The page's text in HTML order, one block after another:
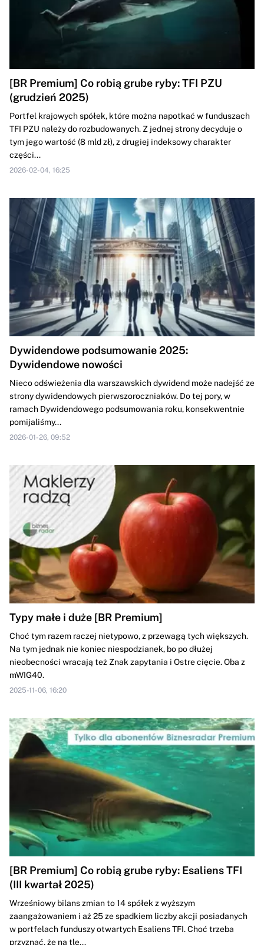
[BR Premium] Co robią grube ryby: TFI PZU
(grudzień 2025)
Portfel krajowych spółek, które można napotkać w funduszach
TFI PZU należy do rozbudowanych. Z jednej strony decyduje o
tym jego wartość (8 mld zł), z drugiej indeksowy charakter
części...
2026-02-04, 16:25
Dywidendowe podsumowanie 2025:
Dywidendowe nowości
Nieco odświeżenia dla warszawskich dywidend może nadejść ze
strony dywidendowych pierwszoroczniaków. Do tej pory, w
ramach Dywidendowego podsumowania roku, konsekwentnie
pomijaliśmy...
2026-01-26, 09:52
Typy małe i duże [BR Premium]
Choć tym razem raczej nietypowo, z przewagą tych większych.
Na tym jednak nie koniec niespodzianek, bo po dłużej
nieobecności wracają też Znak zapytania i Ostre cięcie. Oba z
mWIG40.
2025-11-06, 16:20
[BR Premium] Co robią grube ryby: Esaliens TFI
(III kwartał 2025)
Wrześniowy bilans zmian to 14 spółek z wyższym
zaangażowaniem i aż 25 ze spadkiem liczby akcji posiadanych
w portfelach funduszy otwartych Esaliens TFI. Choć trzeba
przyznać, że na tle...